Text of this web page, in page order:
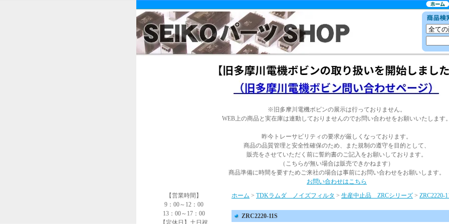
※旧多摩川電機ボビンの展示は行っておりません。
WEB上の商品と実在庫は連動しておりませんのでお問い合わせをお願いいたします
昨今トレーサビリティの要求が厳しくなっております。
商品の品質管理と安全性確保のため、また規制の遵守を目的として、
販売をさせていただく前に誓約書のご記入をお願いしております。
（こちらが無い場合は販売できかねます）
商品準備に時間を要すためご来社の場合は事前にお問い合わせをお願いします。
お問い合わせはこちら
【営業時間】
9：00～12：00
13：00～17：00
ホーム > TDKラムダ ノイズフィルタ > 生産中止品 ZRCシリーズ > ZRC2220-
ZRC2220-11S